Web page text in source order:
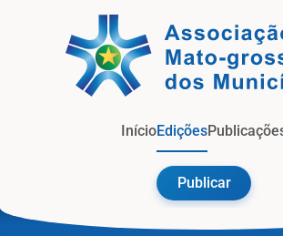
InícioEdições
Publicar